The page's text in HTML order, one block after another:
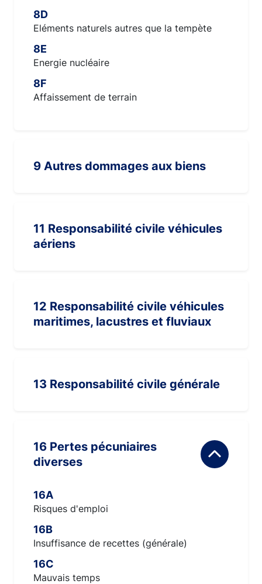
8D
Eléments naturels autres que la tempète
8E
Energie nucléaire
8F
Affaissement de terrain
9 Autres dommages aux biens
11 Responsabilité civile véhicules
aériens
12 Responsabilité civile véhicules
maritimes, lacustres et fluviaux
13 Responsabilité civile générale
16 Pertes pécuniaires
diverses
16A
Risques d'emploi
16B
Insuffisance de recettes (générale)
16C
Mauvais temps